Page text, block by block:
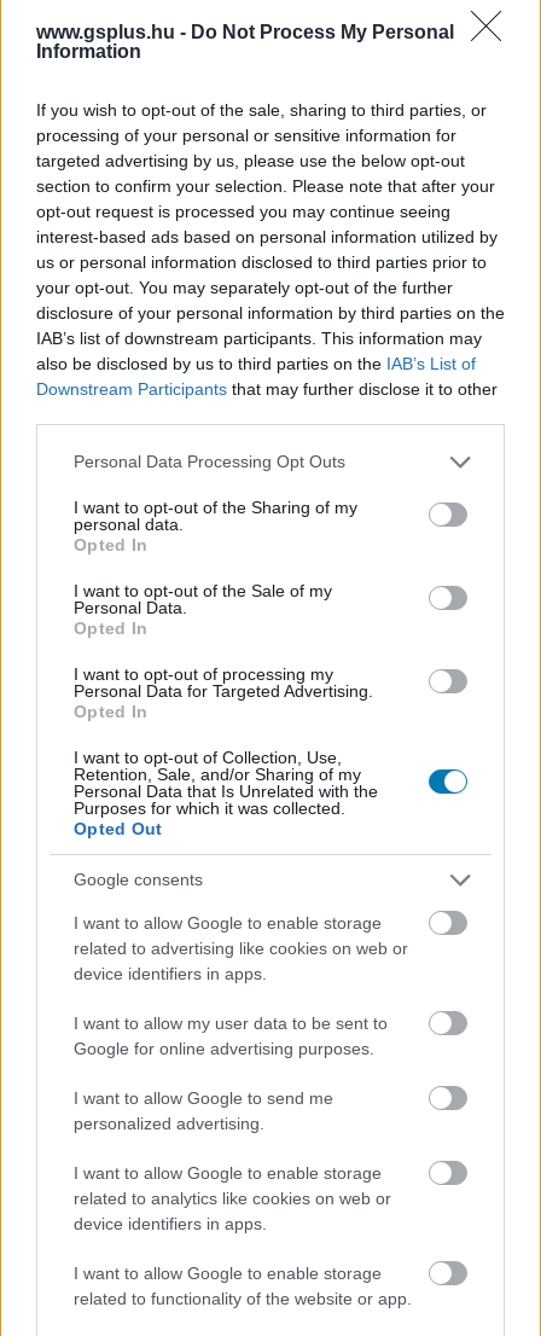
www.gsplus.hu - Do Not Process My Personal
Information
If you wish to opt-out of the sale, sharing to third parties, or
processing of your personal or sensitive information for
targeted advertising by us, please use the below opt-out
section to confirm your selection. Please note that after your
opt-out request is processed you may continue seeing
interest-based ads based on personal information utilized by
us or personal information disclosed to third parties prior to
your opt-out. You may separately opt-out of the further
disclosure of your personal information by third parties on the
IAB’s list of downstream participants. This information may
also be disclosed by us to third parties on the IAB’s List of
Downstream Participants that may further disclose it to other
Please note that this website/app uses one or more Google
not limited to your visit or usage behaviour. You may click to
grant or deny consent to Google and its third-party tags to
use your data for below specified purposes in below Google
consent section.
Personal Data Processing Opt Outs
I want to opt-out of the Sharing of my
personal data.
Opted In
I want to opt-out of the Sale of my
Personal Data.
Opted In
I want to opt-out of processing my
Personal Data for Targeted Advertising.
Opted In
I want to opt-out of Collection, Use,
Retention, Sale, and/or Sharing of my
Personal Data that Is Unrelated with the
Purposes for which it was collected.
Opted Out
Google consents
I want to allow Google to enable storage
related to advertising like cookies on web or
device identifiers in apps.
I want to allow my user data to be sent to
Google for online advertising purposes.
I want to allow Google to send me
personalized advertising.
I want to allow Google to enable storage
related to analytics like cookies on web or
device identifiers in apps.
I want to allow Google to enable storage
related to functionality of the website or app.
Ismét szabad az út a hollywoodi produkciók előtt
Magyarországon
| 2026.07.16 19:22
A kormány feloldotta a filmes adókedvezmény új
regisztrációira vonatkozó korlátozást, úgyhogy jöhetnek a
hollywoodi szuperprodukciók.
Végre megérkezett a SkyShowtime-ra Adrien Brody 3
Oscar-díjjal jutalmazott, magyar vonatkozású filmje
| 2025.09.16 09:19
Mostantól streamelhetjük Adrien Brody legújabb Oscar-díjas
alakítását.
Az Anora tarolt a 2025-ös Oscar-gálán, de fontos
díjakat nyert a többszörösen magyar vonatkozású A
brutalista is
A díjátadó egyik nagy kérdése volt, hogy a nővé operált
mexikói drogbáróról szóló musical, a legtöbb jelölést
begyűjtő Emilia Pérez esélyei teljesen lenullázódtak-e a